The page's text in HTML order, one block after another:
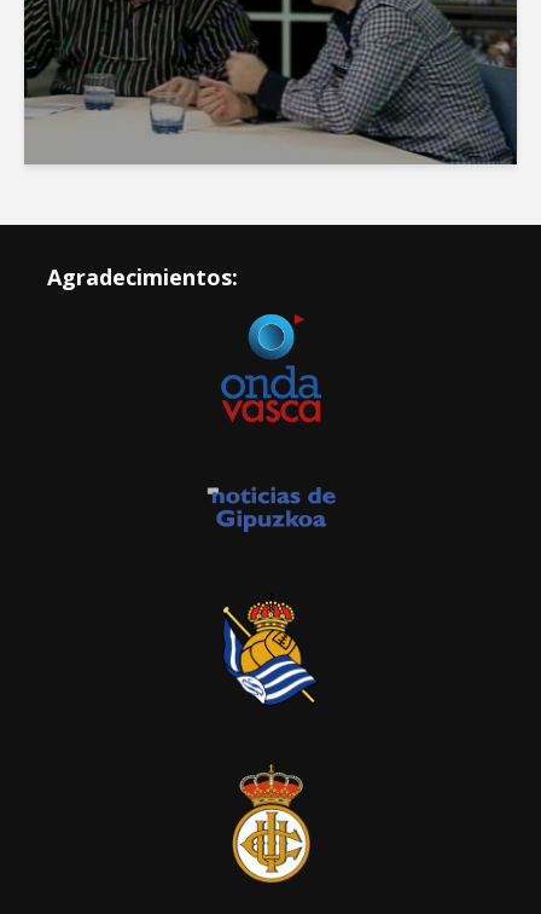
Agradecimientos: